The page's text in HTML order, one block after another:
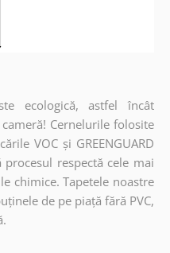
ecologică, astfel încât
Cernelurile folosite
VOC și GREENGUARD
respectă cele mai
chimice. Tapetele noastre
de pe piață fără PVC,